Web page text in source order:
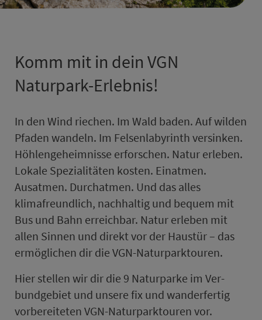
Komm mit in dein VGN
Naturpark-Erlebnis!
In den Wind riechen. Im Wald baden. Auf wilden
Pfaden wandeln. Im Felsenlabyrinth versinken.
Höhlengeheimnisse erforschen. Natur erleben.
Lokale Spe­zi­a­li­täten kosten. Einatmen.
Ausatmen. Durchatmen. Und das alles
klimafreundlich, nachhaltig und bequem mit
Bus und Bahn erreichbar. Natur erleben mit
allen Sinnen und direkt vor der Haus­tür – das
ermöglichen dir die VGN-Naturparktouren.
Hier stellen wir dir die 9 Naturparke im Ver­
bund­ge­biet und unsere fix und wanderfertig
vor­be­rei­teten VGN-Naturparktouren vor.